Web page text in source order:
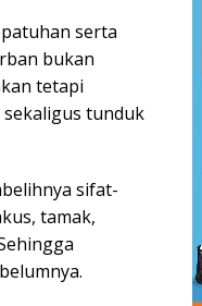
serta
bukan
tetapi
tunduk
sifat-
tamak,